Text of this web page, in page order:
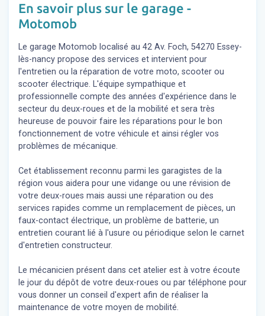
En savoir plus sur le garage -
Motomob
Le garage Motomob localisé au 42 Av. Foch, 54270 Essey-
lès-nancy propose des services et intervient pour
l'entretien ou la réparation de votre moto, scooter ou
scooter électrique. L'équipe sympathique et
professionnelle compte des années d'expérience dans le
secteur du deux-roues et de la mobilité et sera très
heureuse de pouvoir faire les réparations pour le bon
fonctionnement de votre véhicule et ainsi régler vos
problèmes de mécanique.
Cet établissement reconnu parmi les garagistes de la
région vous aidera pour une vidange ou une révision de
votre deux-roues mais aussi une réparation ou des
services rapides comme un remplacement de pièces, un
faux-contact électrique, un problème de batterie, un
entretien courant lié à l'usure ou périodique selon le carnet
d'entretien constructeur.
Le mécanicien présent dans cet atelier est à votre écoute
le jour du dépôt de votre deux-roues ou par téléphone pour
vous donner un conseil d'expert afin de réaliser la
maintenance de votre moyen de mobilité.